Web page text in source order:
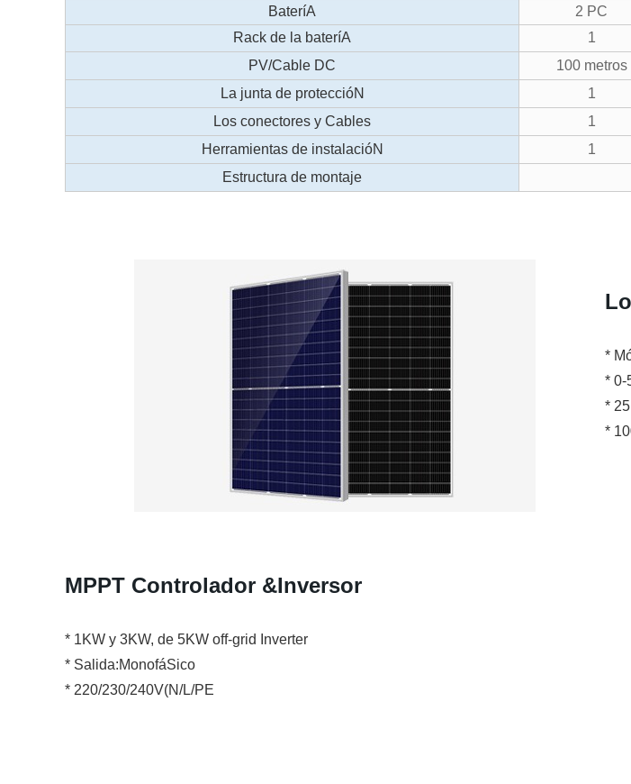
BateríA
2 PC
Rack de la bateríA
1
PV/Cable DC
100 metros
La junta de proteccióN
1
Los conectores y Cables
1
Herramientas de instalacióN
1
Estructura de montaje
*
* 0-
*
*
MPPT Controlador &Inversor
* 1KW y 3KW, de 5KW off-grid Inverter
* Salida:MonofáSico
* 220/230/240V(N/L/PE